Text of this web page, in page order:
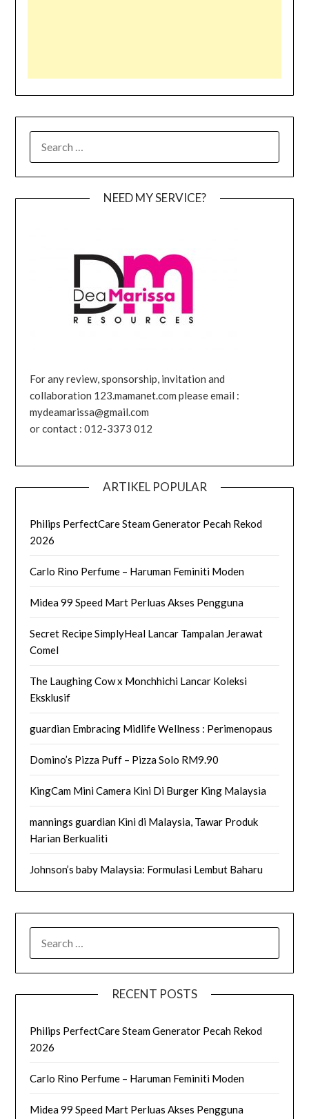
FOR:
NEED MY SERVICE?
For any review, sponsorship, invitation and
collaboration 123.mamanet.com please email :
mydeamarissa@gmail.com
or contact : 012-3373 012
ARTIKEL POPULAR
Philips PerfectCare Steam Generator Pecah Rekod
2026
Carlo Rino Perfume – Haruman Feminiti Moden
Midea 99 Speed Mart Perluas Akses Pengguna
Secret Recipe SimplyHeal Lancar Tampalan Jerawat
Comel
The Laughing Cow x Monchhichi Lancar Koleksi
Eksklusif
guardian Embracing Midlife Wellness : Perimenopaus
Domino’s Pizza Puff – Pizza Solo RM9.90
KingCam Mini Camera Kini Di Burger King Malaysia
mannings guardian Kini di Malaysia, Tawar Produk
Harian Berkualiti
Johnson’s baby Malaysia: Formulasi Lembut Baharu
FOR:
RECENT POSTS
Philips PerfectCare Steam Generator Pecah Rekod
2026
Carlo Rino Perfume – Haruman Feminiti Moden
Midea 99 Speed Mart Perluas Akses Pengguna